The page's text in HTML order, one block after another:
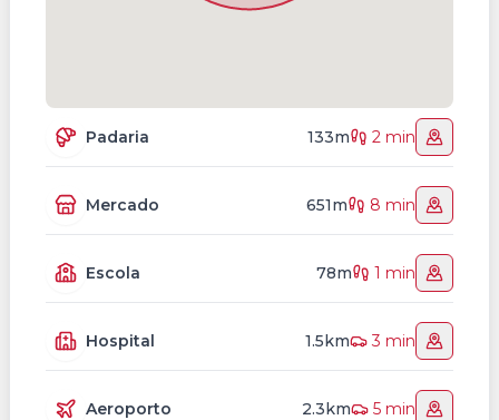
Padaria 133m 2 min
Mercado 651m 8 min
Escola 78m 1 min
Hospital 1.5km 3 min
Aeroporto 2.3km 5 min